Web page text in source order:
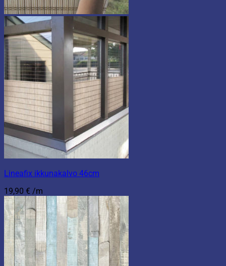
Lineafix ikkunakalvo 46cm
19,90 € /m